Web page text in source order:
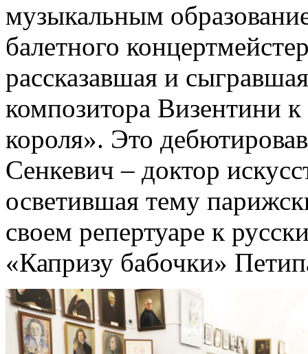
музыкальным
балетного
рассказавшая и
композитора Визентини
короля». Это
Сенкевич – доктор
осветившая тему
своем репертуаре к
«Капризу бабочки»